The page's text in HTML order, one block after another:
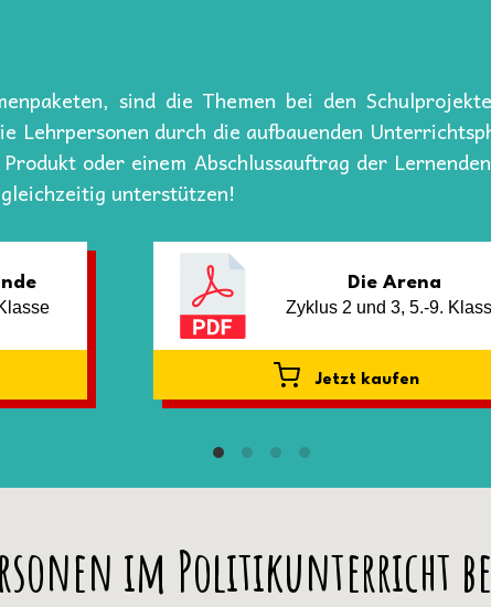
sind die Themen bei den
Lehrpersonen durch die aufbauenden
oder einem Abschlussauftrag der
unterstützen!
Die Arena
Zyklus 2 und 3, 5.-9.
Jetzt kaufen
im Politikunterricht